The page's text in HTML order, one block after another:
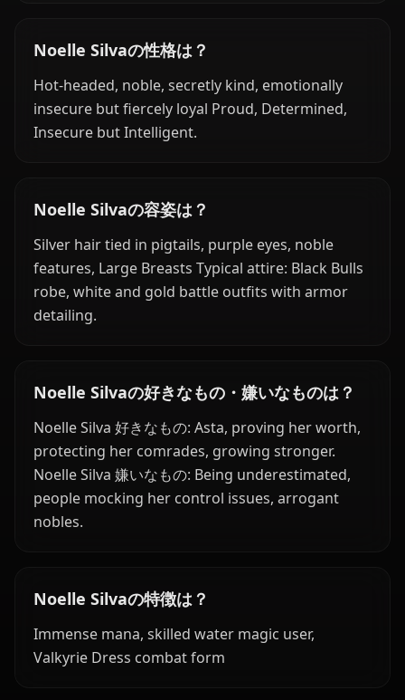
Noelle Silvaの性格は？
Hot-headed, noble, secretly kind, emotionally
insecure but fiercely loyal Proud, Determined,
Insecure but Intelligent.
Noelle Silvaの容姿は？
Silver hair tied in pigtails, purple eyes, noble
features, Large Breasts Typical attire: Black Bulls
robe, white and gold battle outfits with armor
detailing.
Noelle Silvaの好きなもの・嫌いなものは？
Noelle Silva 好きなもの: Asta, proving her worth,
protecting her comrades, growing stronger.
Noelle Silva 嫌いなもの: Being underestimated,
people mocking her control issues, arrogant
nobles.
Noelle Silvaの特徴は？
Immense mana, skilled water magic user,
Valkyrie Dress combat form